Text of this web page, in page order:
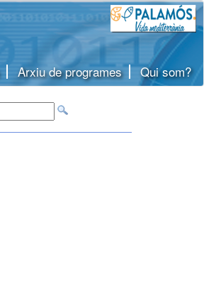
Arxiu de programes Qui som?